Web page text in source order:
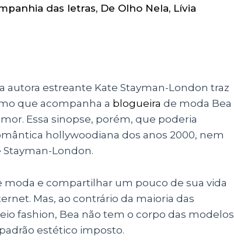
das letras, De Olho Nela, Lívia
a autora estreante Kate Stayman-London traz
que acompanha a blogueira de moda Bea
Essa sinopse, porém, que poderia
hollywoodiana dos anos 2000, nem
London.
moda e compartilhar um pouco de sua vida
Mas, ao contrário da maioria das
fashion, Bea não tem o corpo das modelos
estético imposto.